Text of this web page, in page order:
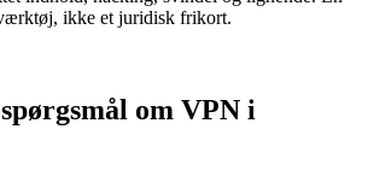
ikke et juridisk frikort.
om VPN i